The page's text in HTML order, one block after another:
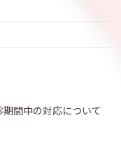
間中の対応について